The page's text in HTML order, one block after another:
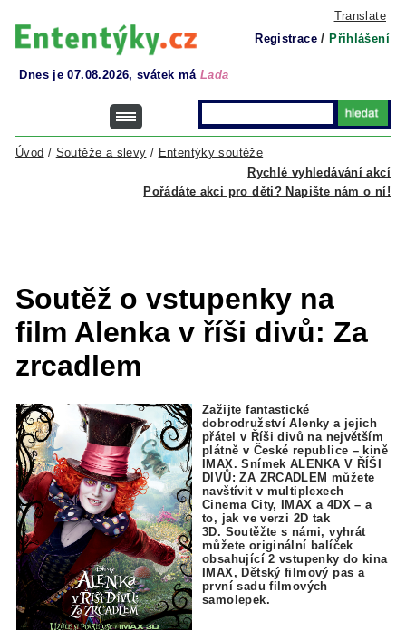
Translate
Registrace / Přihlášení
Dnes je 07.08.2026, svátek má Lada
Rychlé vyhledávání akcí
Úvod / Soutěže a slevy / Ententýky soutěže
Pořádáte akci pro děti? Napište nám o ní!
Soutěž o vstupenky na
film Alenka v říši divů: Za
zrcadlem
Zažijte fantastické
dobrodružství Alenky a jejich
přátel v Říši divů na největším
plátně v České republice – kině
IMAX. Snímek ALENKA V ŘÍŠI
DIVŮ: ZA ZRCADLEM můžete
navštívit v multiplexech
Cinema City, IMAX a 4DX – a
to, jak ve verzi 2D tak
3D. Soutěžte s námi, vyhrát
můžete originální balíček
obsahující 2 vstupenky do kina
IMAX, Dětský filmový pas a
první sadu filmových
samolepek.